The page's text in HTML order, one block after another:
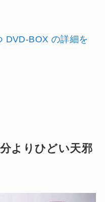
DVD-BOX の詳細を
よりひどい天邪